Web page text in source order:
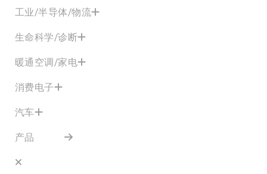
工业/半导体/物流
生命科学/诊断
暖通空调/家电
消费电子
汽车
产品